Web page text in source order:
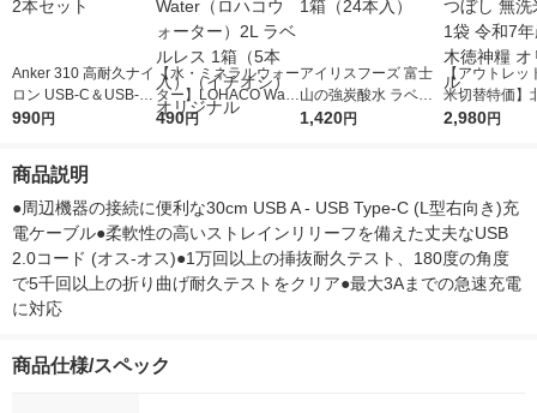
Anker 310 高耐久ナイ
ロン USB-C＆USB-A
ケーブル 2本セット
990円
【水・ミネラルウォー
ター】LOHACO Wate
r（ロハコウォータ
490円
アイリスフーズ 富士
山の強炭酸水 ラベル
レス 500ml 1箱（24
1,420円
【アウトレッ
米切替特価】
ななつぼし 無
2,980円
商品説明
●周辺機器の接続に便利な30cm USB A - USB Type-C (L型右向き)充
電ケーブル●柔軟性の高いストレインリリーフを備えた丈夫なUSB
2.0コード (オス-オス)●1万回以上の挿抜耐久テスト、180度の角度
で5千回以上の折り曲げ耐久テストをクリア●最大3Aまでの急速充電
に対応
商品仕様/スペック